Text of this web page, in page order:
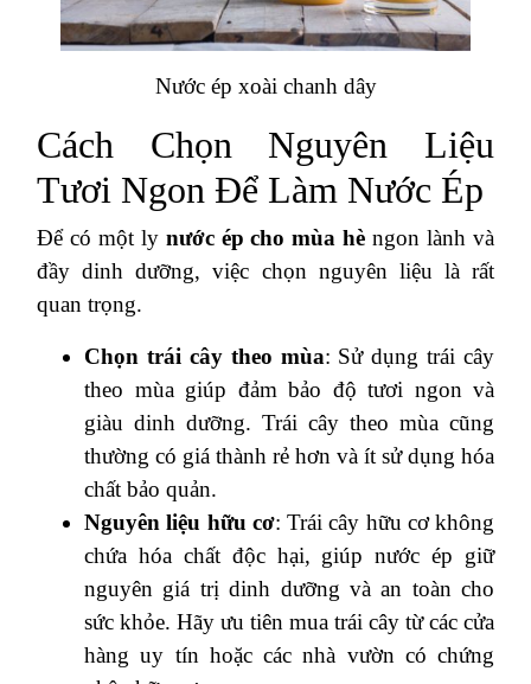
Nước ép xoài chanh dây
Cách Chọn Nguyên Liệu
Tươi Ngon Để Làm Nước Ép
Để có một ly nước ép cho mùa hè ngon lành và
đầy dinh dưỡng, việc chọn nguyên liệu là rất
quan trọng.
Chọn trái cây theo mùa: Sử dụng trái cây
theo mùa giúp đảm bảo độ tươi ngon và
giàu dinh dưỡng. Trái cây theo mùa cũng
thường có giá thành rẻ hơn và ít sử dụng hóa
chất bảo quản.
Nguyên liệu hữu cơ: Trái cây hữu cơ không
chứa hóa chất độc hại, giúp nước ép giữ
nguyên giá trị dinh dưỡng và an toàn cho
sức khỏe. Hãy ưu tiên mua trái cây từ các cửa
hàng uy tín hoặc các nhà vườn có chứng